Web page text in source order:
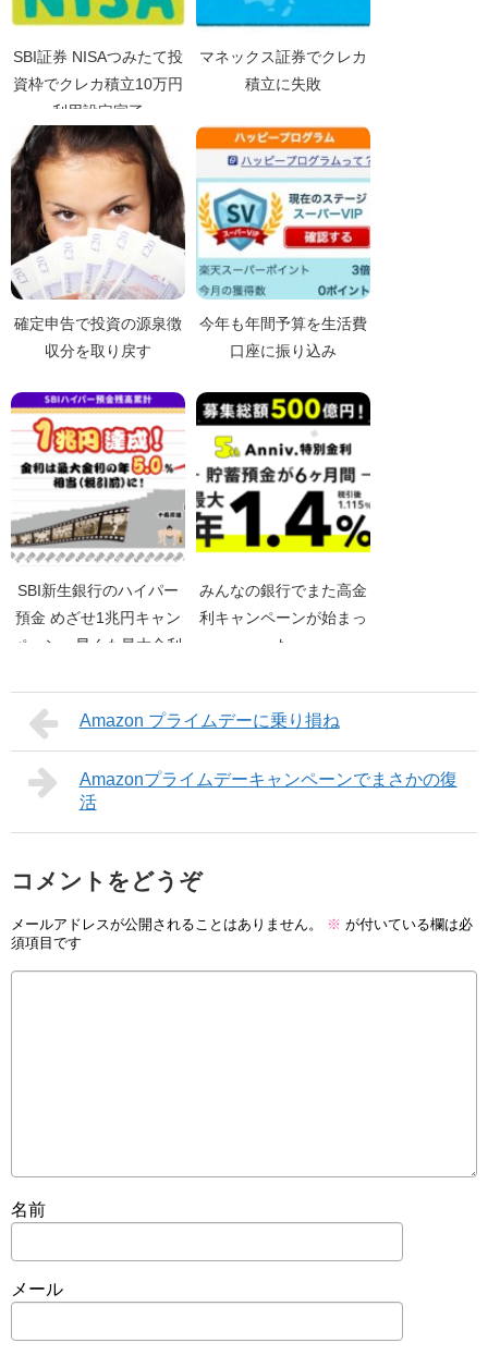
SBI証券 NISAつみたて投
資枠でクレカ積立10万円
利用設定完了
マネックス証券でクレカ
積立に失敗
確定申告で投資の源泉徴
収分を取り戻す
今年も年間予算を生活費
口座に振り込み
SBI新生銀行のハイパー
預金 めざせ1兆円キャン
ペーン、早くも最大金利
みんなの銀行でまた高金
利キャンペーンが始まっ
た
Amazon プライムデーに乗り損ね
Amazonプライムデーキャンペーンでまさかの復
活
コメントをどうぞ
メールアドレスが公開されることはありません。 ※ が付いている欄は必
須項目です
名前
メール